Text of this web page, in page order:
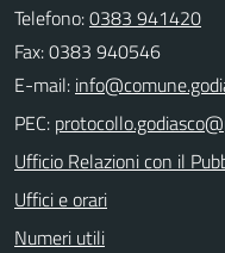
Telefono:0383 941420
Fax: 0383 940546
E-mail:
PEC:
Ufficio Relazioni con il
Uffici e orari
Numeri utili